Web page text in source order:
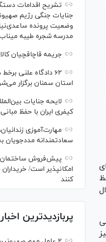
تشریح اقدامات
جنایات جنگی رژیم
وضعیت پرونده
مدرسه شجره طیبه
جریمه قاچاقچیان
۶۲ دادگاه علنی
استان سمنان برگزار
لایحه جنایات
کیفری ایران با حفظ
مهارت‌آموزی
سعادتمندانه مددجویان
پیش‌فروش ساختمان
امکانپذیر است/
کنند
پربازدیدترین اخبار